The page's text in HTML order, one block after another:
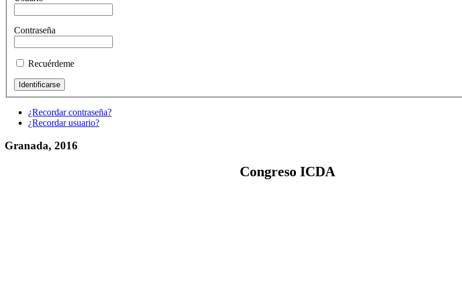
Contraseña
Recuérdeme
¿Recordar contraseña?
¿Recordar usuario?
Granada, 2016
Congreso ICDA